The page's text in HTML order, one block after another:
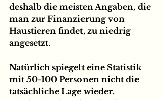
deshalb die meisten Angaben, die
man zur Finanzierung von
Haustieren findet, zu niedrig
angesetzt.
Natürlich spiegelt eine Statistik
mit 50-100 Personen nicht die
tatsächliche Lage wieder.